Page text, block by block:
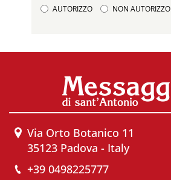
AUTORIZZO NON AUTORIZZO
Via Orto Botanico 11
35123 Padova - Italy
+39 0498225777